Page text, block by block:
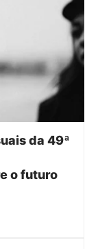
da 49ª
o futuro